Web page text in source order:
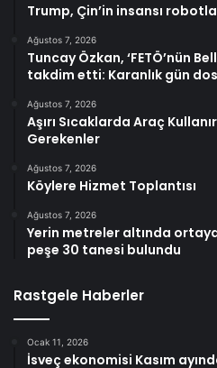
Trump, Çin’in insansı
Ağustos 7, 2026
Tuncay Özkan, ‘FETÖ’nün
takdim etti: Karanlık gün
Ağustos 7, 2026
Aşırı Sıcaklarda Araç
Gerekenler
Ağustos 7, 2026
Köylere Hizmet Toplantısı
Ağustos 7, 2026
Yerin metreler altında
peşe 30 tanesi bulundu
Rastgele Haberler
Ocak 11, 2026
İsveç ekonomisi Kasım